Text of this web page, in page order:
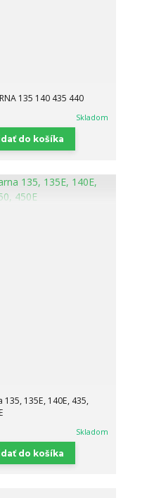
135 140 435 440
Skladom
do košíka
135E, 140E, 435,
Skladom
do košíka